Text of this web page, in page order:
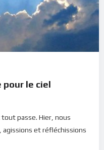
pour le ciel
passe. Hier, nous
et réfléchissions